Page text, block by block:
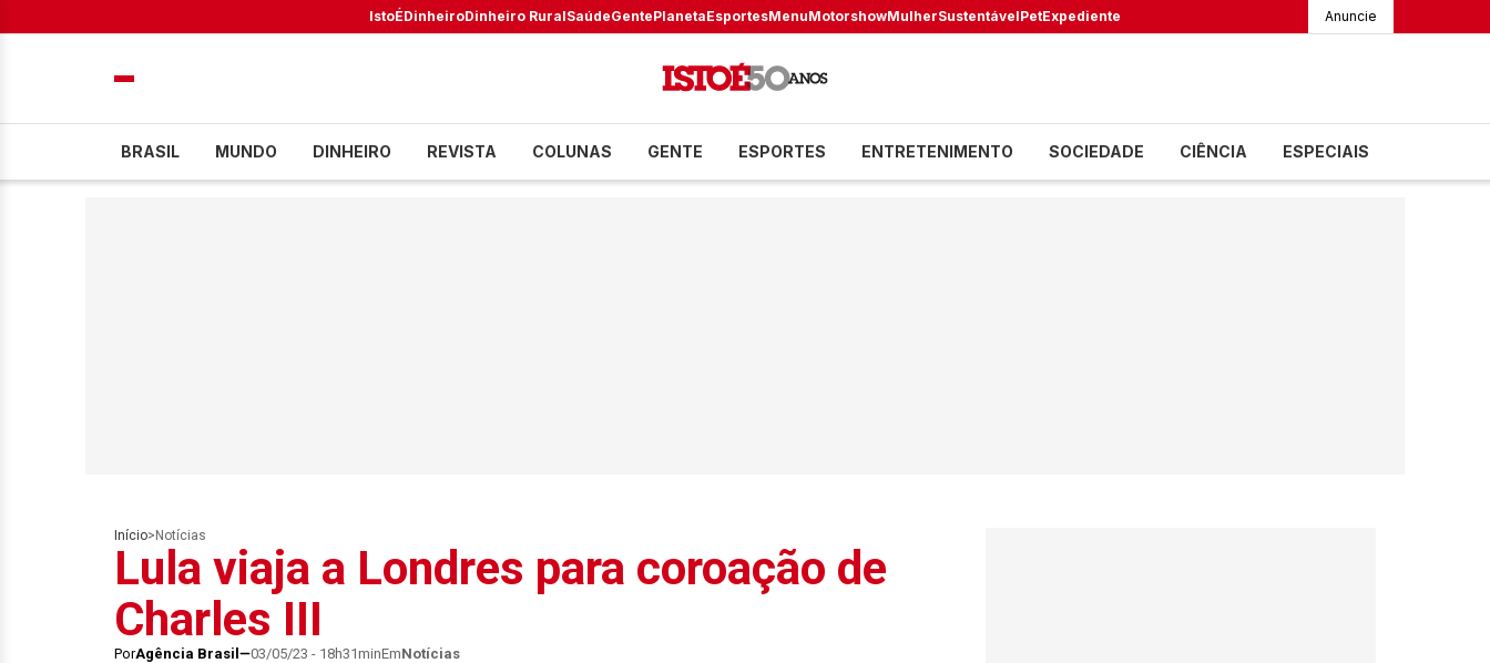
IstoÉDinheiroDinheiro RuralSaúdeGentePlanetaEsportesMenuMotorshowMulherSustentávelPetExpediente Anuncie
BRASIL MUNDO DINHEIRO REVISTA COLUNAS GENTE ESPORTES ENTRETENIMENTO SOCIEDADE CIÊNCIA ESPECIAIS
Início> Notícias
Lula viaja a Londres para coroação de
Charles III
PorAgência Brasil 03/05/23 - 18h31minEmNotícias